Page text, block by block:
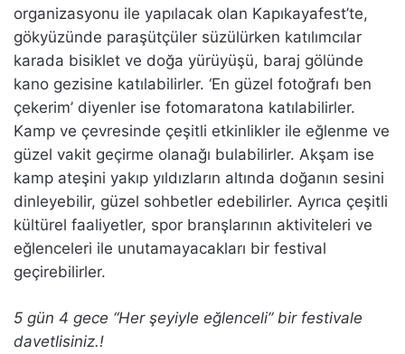
organizasyonu ile yapılacak olan Kapıkayafest’te,
gökyüzünde paraşütçüler süzülürken katılımcılar
karada bisiklet ve doğa yürüyüşü, baraj gölünde
kano gezisine katılabilirler. ‘En güzel fotoğrafı ben
çekerim’ diyenler ise fotomaratona katılabilirler.
Kamp ve çevresinde çeşitli etkinlikler ile eğlenme ve
güzel vakit geçirme olanağı bulabilirler. Akşam ise
kamp ateşini yakıp yıldızların altında doğanın sesini
dinleyebilir, güzel sohbetler edebilirler. Ayrıca çeşitli
kültürel faaliyetler, spor branşlarının aktiviteleri ve
eğlenceleri ile unutamayacakları bir festival
geçirebilirler.
5 gün 4 gece “Her şeyiyle eğlenceli” bir festivale
davetlisiniz.!